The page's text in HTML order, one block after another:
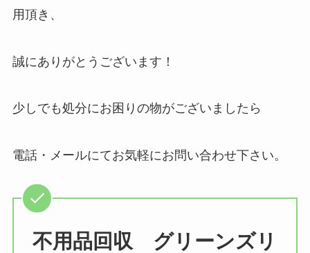
用頂き、
誠にありがとうございます！
少しでも処分にお困りの物がございましたら
電話・メールにてお気軽にお問い合わせ下さい。
不用品回収 グリーンズリ